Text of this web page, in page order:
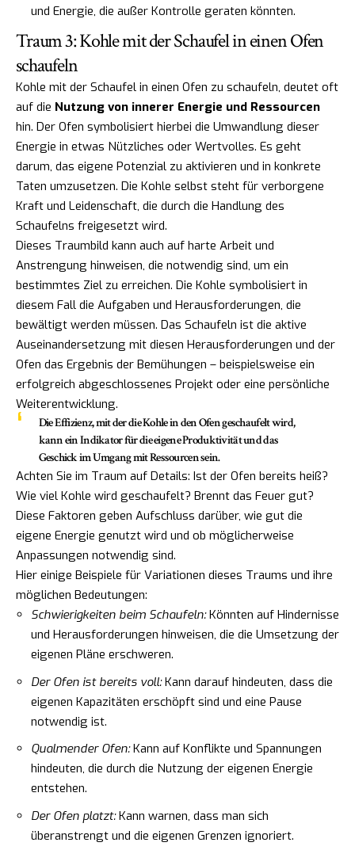
und Energie, die außer Kontrolle geraten könnten.
Traum 3: Kohle mit der Schaufel in einen Ofen
schaufeln
Kohle mit der Schaufel in einen Ofen zu schaufeln, deutet oft
auf die Nutzung von innerer Energie und Ressourcen
hin. Der Ofen symbolisiert hierbei die Umwandlung dieser
Energie in etwas Nützliches oder Wertvolles. Es geht
darum, das eigene Potenzial zu aktivieren und in konkrete
Taten umzusetzen. Die Kohle selbst steht für verborgene
Kraft und Leidenschaft, die durch die Handlung des
Schaufelns freigesetzt wird.
Dieses Traumbild kann auch auf harte Arbeit und
Anstrengung hinweisen, die notwendig sind, um ein
bestimmtes Ziel zu erreichen. Die Kohle symbolisiert in
diesem Fall die Aufgaben und Herausforderungen, die
bewältigt werden müssen. Das Schaufeln ist die aktive
Auseinandersetzung mit diesen Herausforderungen und der
Ofen das Ergebnis der Bemühungen – beispielsweise ein
erfolgreich abgeschlossenes Projekt oder eine persönliche
Weiterentwicklung.
Die Effizienz, mit der die Kohle in den Ofen geschaufelt wird,
kann ein Indikator für die eigene Produktivität und das
Geschick im Umgang mit Ressourcen sein.
Achten Sie im Traum auf Details: Ist der Ofen bereits heiß?
Wie viel Kohle wird geschaufelt? Brennt das Feuer gut?
Diese Faktoren geben Aufschluss darüber, wie gut die
eigene Energie genutzt wird und ob möglicherweise
Anpassungen notwendig sind.
Hier einige Beispiele für Variationen dieses Traums und ihre
möglichen Bedeutungen:
Schwierigkeiten beim Schaufeln:Könnten auf Hindernisse
und Herausforderungen hinweisen, die die Umsetzung der
eigenen Pläne erschweren.
Der Ofen ist bereits voll:Kann darauf hindeuten, dass die
eigenen Kapazitäten erschöpft sind und eine Pause
notwendig ist.
Qualmender Ofen:Kann auf Konflikte und Spannungen
hindeuten, die durch die Nutzung der eigenen Energie
entstehen.
Der Ofen platzt:Kann warnen, dass man sich
überanstrengt und die eigenen Grenzen ignoriert.